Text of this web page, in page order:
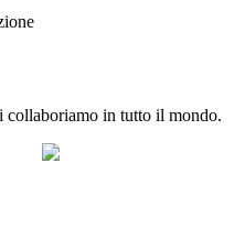
collaboriamo in tutto il mondo.